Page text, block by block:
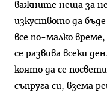
важните неща за
изкуството да
все по-малко
се развива всеки
която да се
съпруга си, взема